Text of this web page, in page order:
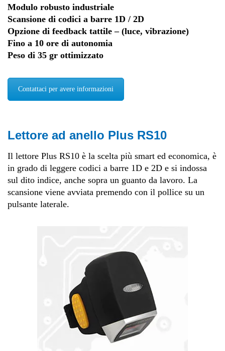
Modulo robusto industriale
Scansione di codici a barre 1D / 2D
Opzione di feedback tattile – (luce, vibrazione)
Fino a 10 ore di autonomia
Peso di 35 gr ottimizzato
Contattaci per avere informazioni
Lettore ad anello Plus RS10
Il lettore Plus RS10 è la scelta più smart ed economica, è
in grado di leggere codici a barre 1D e 2D e si indossa
sul dito indice, anche sopra un guanto da lavoro. La
scansione viene avviata premendo con il pollice su un
pulsante laterale.